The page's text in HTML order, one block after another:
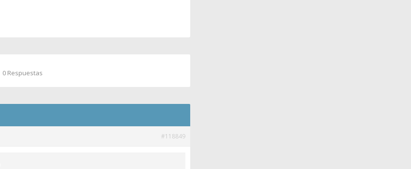
0 Respuestas
#118849